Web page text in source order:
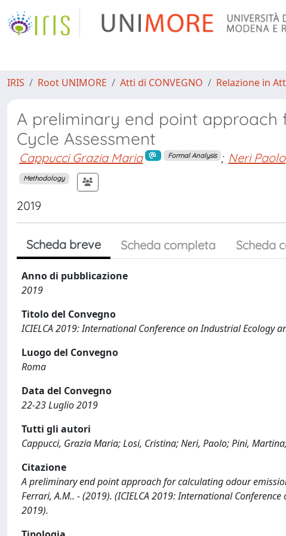
IRIS Root UNIMORE Atti di CONVEGNO Relazione in
A preliminary end point approach
Cycle Assessment
Cappucci Grazia Maria Formal Analysis ; Neri Paolo
Methodology
2019
Scheda breve Scheda completa Scheda
Anno di pubblicazione
2019
Titolo del Convegno
ICIELCA 2019: International Conference on Industrial Ecology
Luogo del Convegno
Roma
Data del Convegno
22-23 Luglio 2019
Tutti gli autori
Cappucci, Grazia Maria; Losi, Cristina; Neri, Paolo; Pini,
Citazione
A preliminary end point approach for calculating odour
Ferrari, A.M.. - (2019). (ICIELCA 2019: International
2019).